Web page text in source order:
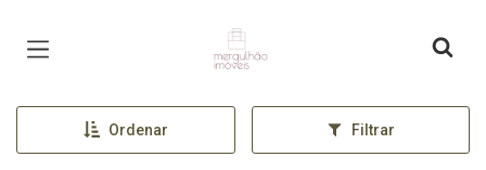
Página inicial
Ordenar Filtrar